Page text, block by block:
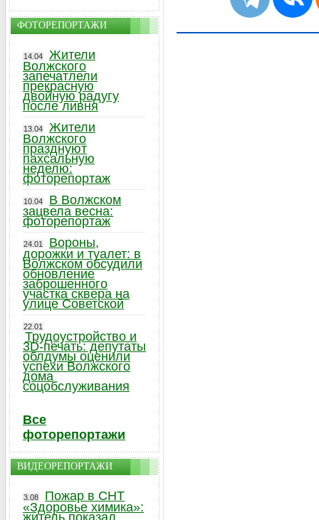
ФОТОРЕПОРТАЖИ
14.04
Жители
Волжского
запечатлели
прекрасную
двойную радугу
после ливня
13.04
Жители
Волжского
празднуют
пахсальную
неделю:
фоторепортаж
10.04
В Волжском
зацвела весна:
фоторепортаж
24.01
Вороны,
дорожки и туалет: в
Волжском обсудили
обновление
заброшенного
участка сквера на
улице Советской
22.01
Трудоустройство и
3D-печать: депутаты
облдумы оценили
успехи Волжского
дома
соцобслуживания
Все
фоторепортажи
ВИДЕОРЕПОРТАЖИ
3.08
Пожар в СНТ
«Здоровье химика»:
житель показал